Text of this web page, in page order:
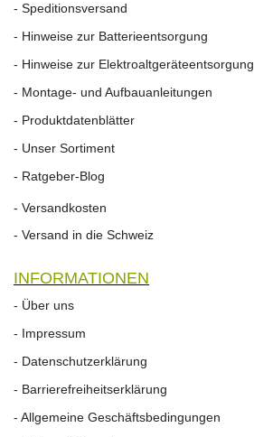
- Speditionsversand
- Hinweise zur Batterieentsorgung
- Hinweise zur Elektroaltgeräteentsorgung
- Montage- und Aufbauanleitungen
- Produktdatenblätter
- Unser Sortiment
- Ratgeber-Blog
- Versandkosten
- Versand in die Schweiz
INFORMATIONEN
- Über uns
- Impressum
- Datenschutzerklärung
- Barrierefreiheitserklärung
- Allgemeine Geschäftsbedingungen